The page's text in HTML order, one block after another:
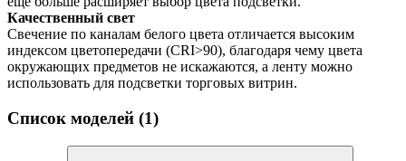
Качественный свет
Свечение по каналам белого цвета отличается высоким
индексом цветопередачи (CRI>90), благодаря чему цвета
окружающих предметов не искажаются, а ленту можно
использовать для подсветки торговых витрин.
Список моделей (1)